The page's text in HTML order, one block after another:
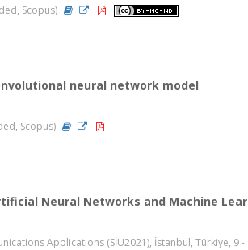
Scopus)
neural network model
Scopus)
Neural Networks and Machine
Applications (SİU2021), İstanbul, Türkiye, 9 -